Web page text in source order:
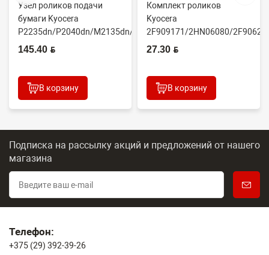
Узел роликов подачи
бумаги Kyocera
P2235dn/P2040dn/M2135dn/M2635dn/M2735dw/M2040dn
(O...
145.40 BYN
В корзину
Комплект роликов
Kyocera
2F909171/2HN06080/
(CET7806)
27.30 BYN
В корзину
Подписка на рассылку акций и предложений от нашего
магазина
Телефон:
+375 (29) 392-39-26